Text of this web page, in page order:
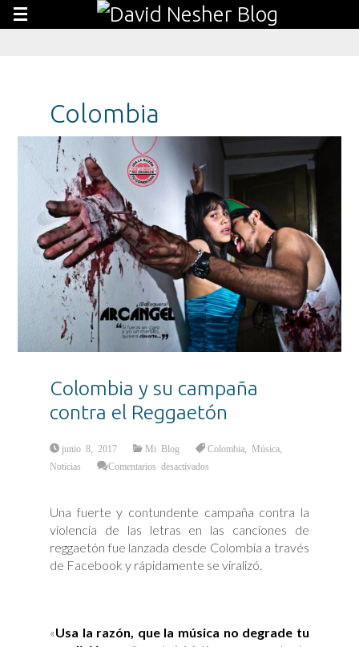
Colombia
Colombia y su campaña
contra el Reggaetón
junio 8, 2017 Mi Blog Colombia Música
Noticias
Comentarios desactivados
contra
el
Reggaetón
Una fuerte y contundente campaña contra la
violencia de las letras en las canciones de
reggaetón fue lanzada desde Colombia a través
de Facebook y rápidamente se viralizó.
«Usa la razón, que la música no degrade tu